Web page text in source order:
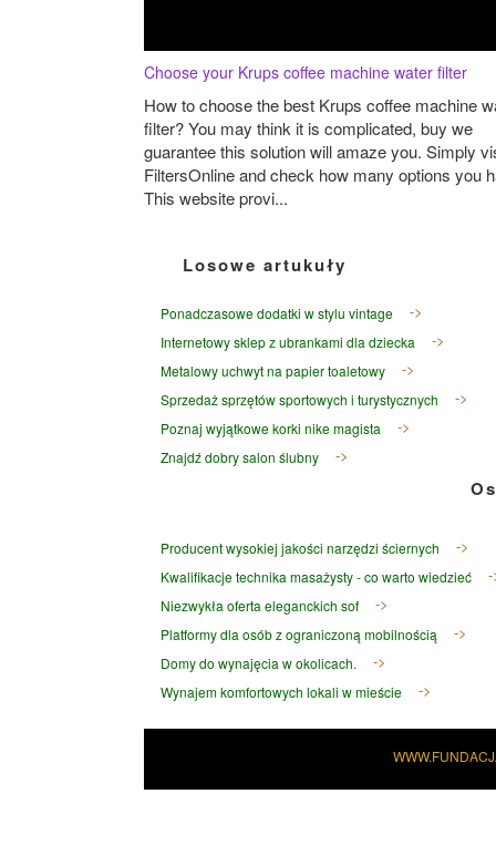
Choose your Krups coffee machine water filter
How to choose the best Krups coffee machine
filter? You may think it is complicated, buy we
guarantee this solution will amaze you. Simply
FiltersOnline and check how many options you
This website provi...
Losowe artukuły
Ponadczasowe dodatki w stylu vintage
Internetowy sklep z ubrankami dla dziecka
Metalowy uchwyt na papier toaletowy
Sprzedaż sprzętów sportowych i turystycznych
Poznaj wyjątkowe korki nike magista
Znajdź dobry salon ślubny
Producent wysokiej jakości narzędzi ściernych
Kwalifikacje technika masażysty - co warto wiedzieć
Niezwykła oferta eleganckich sof
Platformy dla osób z ograniczoną mobilnością
Domy do wynajęcia w okolicach.
Wynajem komfortowych lokali w mieście